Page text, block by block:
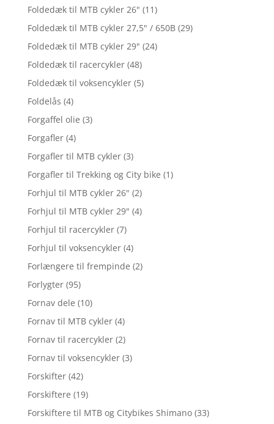
Foldedæk til MTB cykler 26" (11)
Foldedæk til MTB cykler 27,5" / 650B (29)
Foldedæk til MTB cykler 29" (24)
Foldedæk til racercykler (48)
Foldedæk til voksencykler (5)
Foldelås (4)
Forgaffel olie (3)
Forgafler (4)
Forgafler til MTB cykler (3)
Forgafler til Trekking og City bike (1)
Forhjul til MTB cykler 26" (2)
Forhjul til MTB cykler 29" (4)
Forhjul til racercykler (7)
Forhjul til voksencykler (4)
Forlængere til frempinde (2)
Forlygter (95)
Fornav dele (10)
Fornav til MTB cykler (4)
Fornav til racercykler (2)
Fornav til voksencykler (3)
Forskifter (42)
Forskiftere (19)
Forskiftere til MTB og Citybikes Shimano (33)